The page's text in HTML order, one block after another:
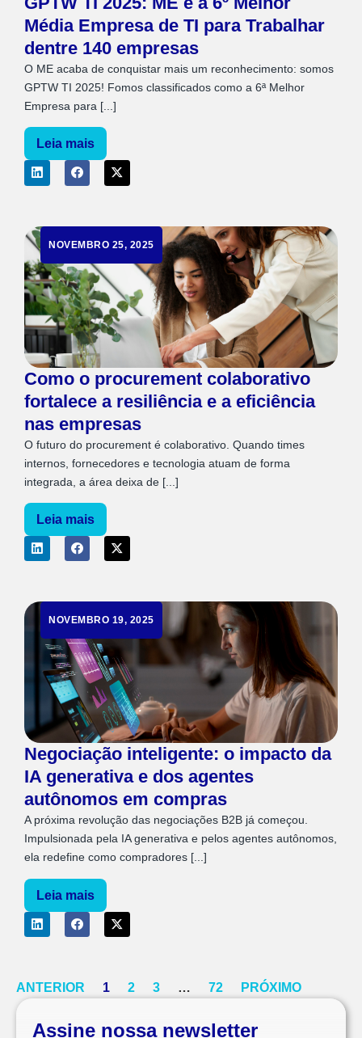
Média Empresa de TI para Trabalhar
dentre 140 empresas
O ME acaba de conquistar mais um reconhecimento: somos
GPTW TI 2025! Fomos classificados como a 6ª Melhor
Empresa para [...]
Leia mais
NOVEMBRO 25, 2025
Como o procurement colaborativo
fortalece a resiliência e a eficiência
nas empresas
O futuro do procurement é colaborativo. Quando times
internos, fornecedores e tecnologia atuam de forma
integrada, a área deixa de [...]
Leia mais
NOVEMBRO 19, 2025
Negociação inteligente: o impacto da
IA generativa e dos agentes
autônomos em compras
A próxima revolução das negociações B2B já começou.
Impulsionada pela IA generativa e pelos agentes autônomos,
ela redefine como compradores [...]
Leia mais
ANTERIOR 1 2 3 … 72 PRÓXIMO
Assine nossa newsletter